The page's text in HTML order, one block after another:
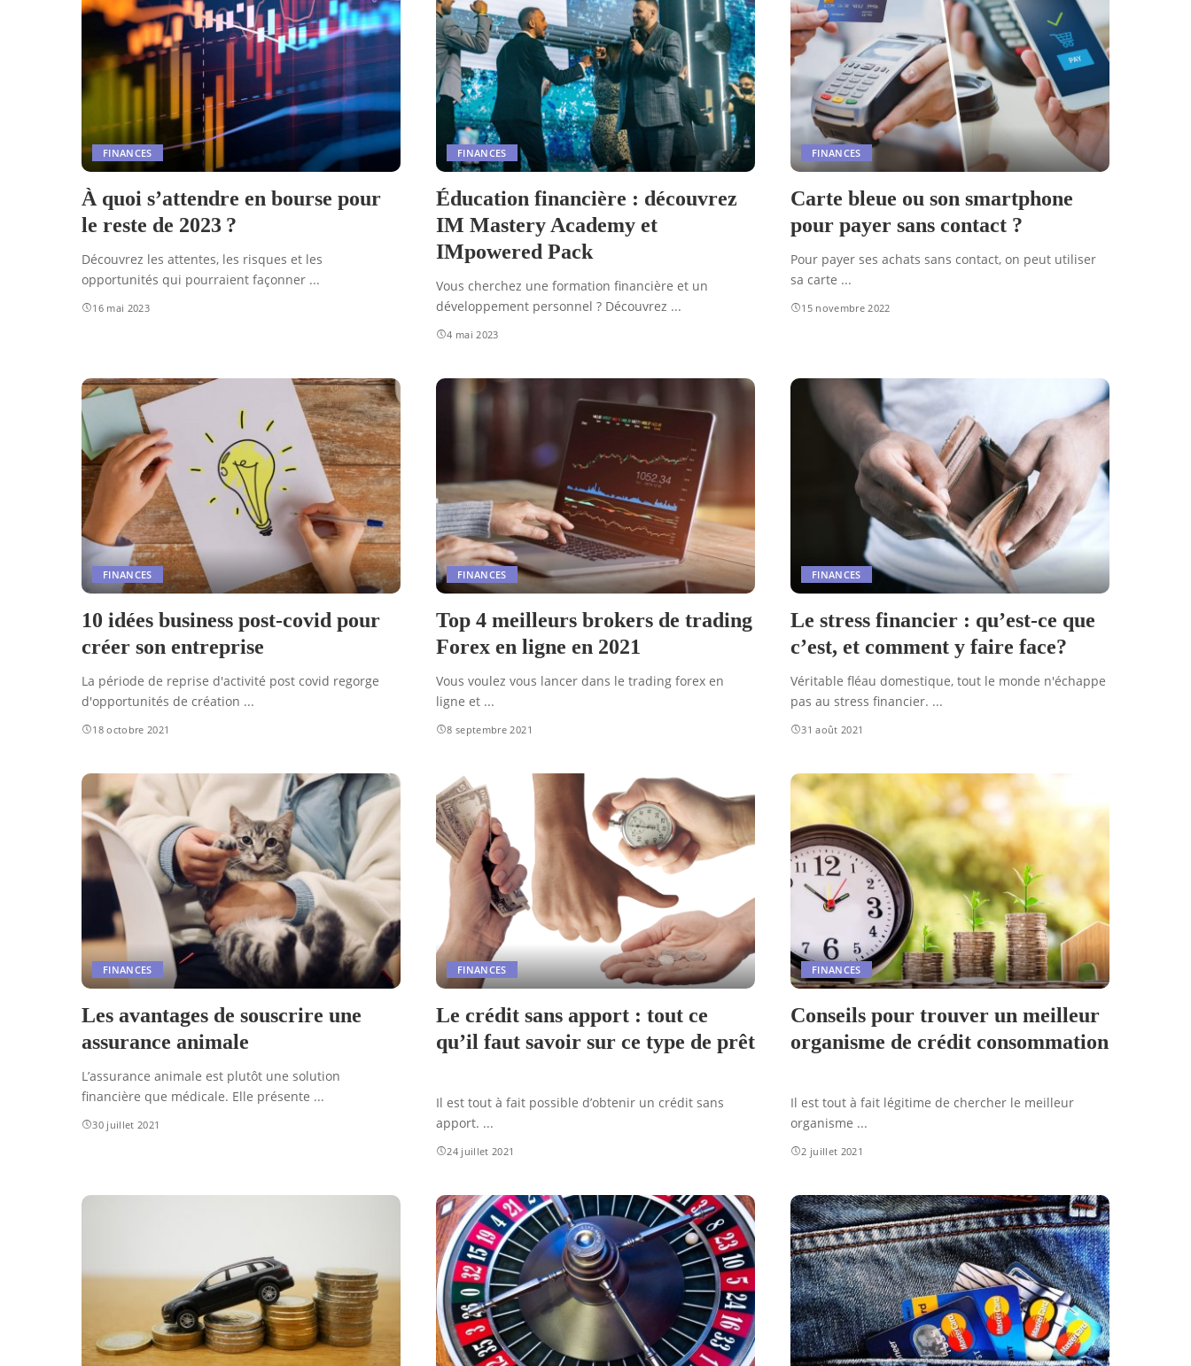
FINANCES
À quoi s’attendre en bourse pour
le reste de 2023 ?
Découvrez les attentes, les risques et les
opportunités qui pourraient façonner ...
16 mai 2023
FINANCES
Éducation financière : découvrez
IM Mastery Academy et
IMpowered Pack
Vous cherchez une formation financière et un
développement personnel ? Découvrez ...
4 mai 2023
FINANCES
Carte bleue ou son smartphone
pour payer sans contact ?
Pour payer ses achats sans contact, on peut utiliser
sa carte ...
15 novembre 2022
FINANCES
10 idées business post-covid pour
créer son entreprise
La période de reprise d'activité post covid regorge
d'opportunités de création ...
18 octobre 2021
FINANCES
Top 4 meilleurs brokers de trading
Forex en ligne en 2021
Vous voulez vous lancer dans le trading forex en
ligne et ...
8 septembre 2021
FINANCES
Le stress financier : qu’est-ce que
c’est, et comment y faire face?
Véritable fléau domestique, tout le monde n'échappe
pas au stress financier. ...
31 août 2021
FINANCES
Les avantages de souscrire une
assurance animale
L’assurance animale est plutôt une solution
financière que médicale. Elle présente ...
30 juillet 2021
FINANCES
Le crédit sans apport : tout ce
qu’il faut savoir sur ce type de prêt
Il est tout à fait possible d’obtenir un crédit sans
apport. ...
24 juillet 2021
FINANCES
Conseils pour trouver un meilleur
organisme de crédit consommation
Il est tout à fait légitime de chercher le meilleur
organisme ...
2 juillet 2021